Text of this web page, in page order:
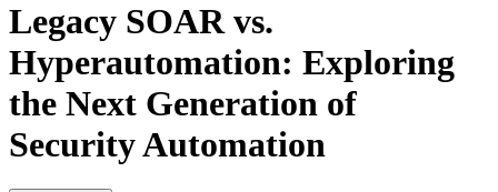
Legacy SOAR vs.
Hyperautomation: Exploring
the Next Generation of
Security Automation